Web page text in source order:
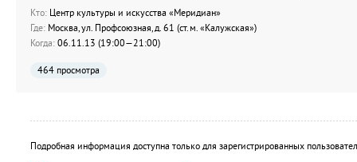
Кто: Центр культуры и искусства «Меридиан»
Где: Москва, ул. Профсоюзная, д. 61 (ст.м. «Калужская»)
Когда: 06.11.13 (19:00—21:00)
464 просмотра
Подробная информация доступна только для зарегистрированных